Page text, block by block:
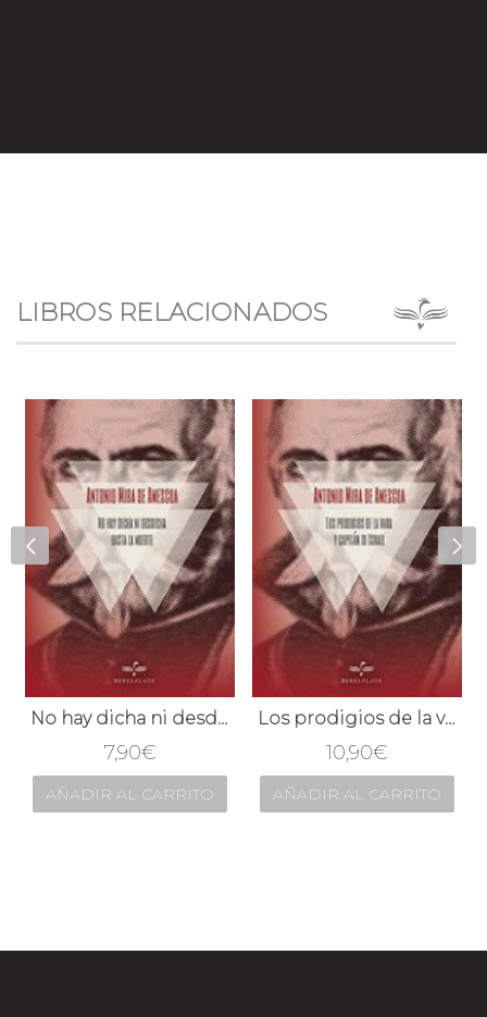
LIBROS RELACIONADOS
No hay dicha ni desdicha hasta la muerte
7,90€
AÑADIR AL CARRITO
Los prodigios de la vara y capitán de Israel
10,90€
AÑADIR AL CARRITO